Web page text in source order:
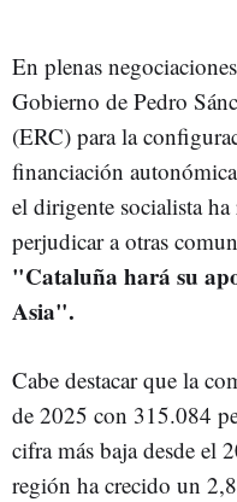
En plenas
Gobierno de Pedro
(ERC) para la
financiación
el dirigente socialista
perjudicar a otras
"Cataluña hará su
Asia".
Cabe destacar que la
de 2025 con 315.084
cifra más baja desde el
región ha crecido un